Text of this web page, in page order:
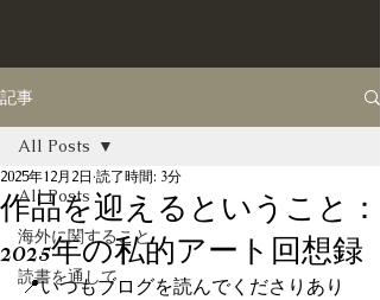
記事
All Posts
海外に関すること
読書を通して
All Posts
作品を迎えるということ：
2025年の私的アート回想録
2025年12月2日 読了時間: 3分
📍いつもブログを読んでくださりあり